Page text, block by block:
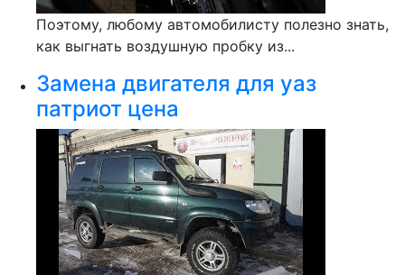
Поэтому, любому автомобилисту полезно знать,
как выгнать воздушную пробку из...
Замена двигателя для уаз
патриот цена